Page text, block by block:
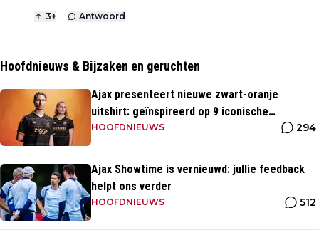
3+ Antwoord
Hoofdnieuws & Bijzaken en geruchten
Ajax presenteert nieuwe zwart-oranje
uitshirt: geïnspireerd op 9 iconische
momenten uit clubhistorie
HOOFDNIEUWS 294
Ajax Showtime is vernieuwd: jullie feedback
helpt ons verder
HOOFDNIEUWS 512